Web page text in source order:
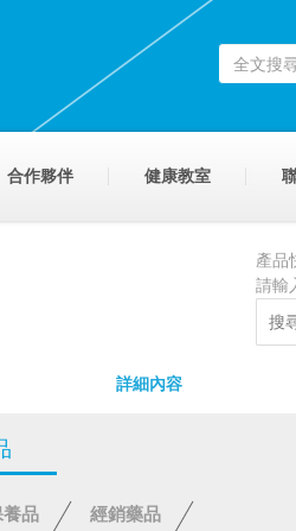
合作夥伴 健康教室
詳細內容
產品
請輸
養品 經銷藥品